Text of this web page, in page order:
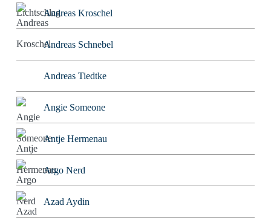
Andreas Kroschel
Andreas Schnebel
Andreas Tiedtke
Angie Someone
Antje Hermenau
Argo Nerd
Azad Aydin